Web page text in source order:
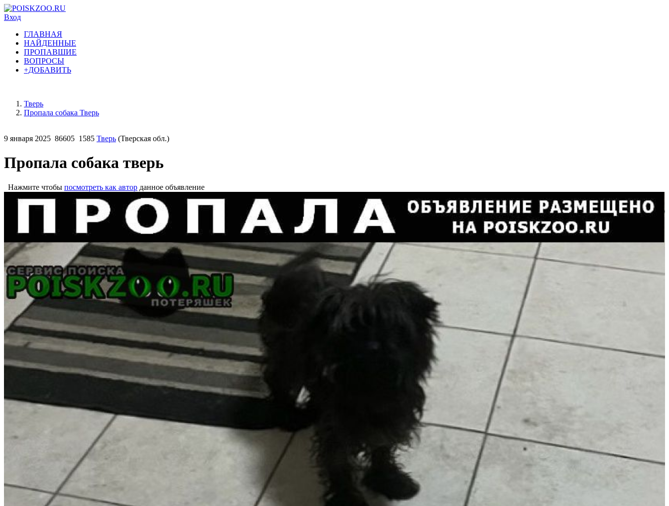
Вход
ГЛАВНАЯ
НАЙДЕННЫЕ
ПРОПАВШИЕ
ВОПРОСЫ
+ДОБАВИТЬ
Тверь
Пропала собака Тверь
9 января 2025 86605 1585 Тверь (Тверская обл.)
Пропала собака тверь
Нажмите чтобы посмотреть как автор данное объявление